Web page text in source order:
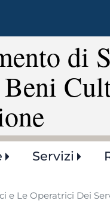
di
Servizi
e Le Operatrici Dei